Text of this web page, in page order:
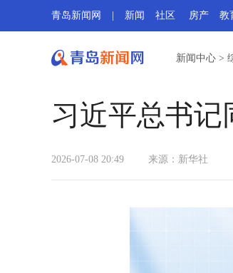
青岛新闻网 新闻 社区 房产 教
新闻中心 >
习近平总书记
2026-07-08 20:49 来源：新华社